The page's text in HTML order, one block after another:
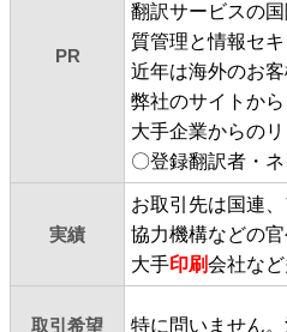
PR
翻訳サービスの
質管理と情報セ
近年は海外のお
弊社のサイトから
大手企業からのリ
〇登録翻訳者・
実績
お取引先は国連
協力機構などの
大手印刷会社など
取引希望 特に問いません